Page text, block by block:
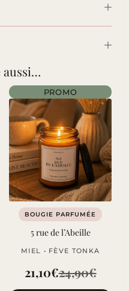
aussi…
PROMO
BOUGIE PARFUMÉE
5 rue de l’Abeille
MIEL • FÈVE TONKA
24,90€
Le
21,10€
Le